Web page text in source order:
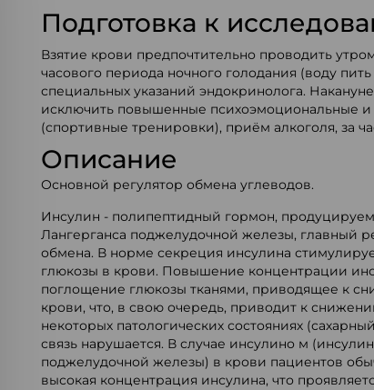
Подготовка к
Взятие крови предпочтительно проводить
часового периода ночного голодания (воду
специальных указаний эндокринолога.
исключить повышенные психоэмоциональные и
(спортивные тренировки), приём алкоголя, за
Описание
Основной регулятор обмена углеводов.
Инсулин - полипептидный гормон,
Лангерганса поджелудочной железы, главный
обмена. В норме секреция инсулина
глюкозы в крови. Повышение концентрации
поглощение глюкозы тканями, приводящее к
крови, что, в свою очередь, приводит к
некоторых патологических состояниях
связь нарушается. В случае инсулино м
поджелудочной железы) в крови пациентов
высокая концентрация инсулина, что